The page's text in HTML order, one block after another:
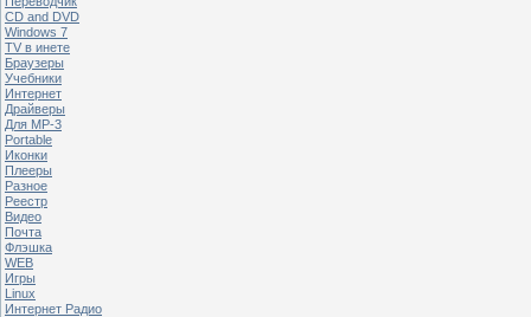
CD and DVD
Windows 7
TV в инете
Браузеры
Учебники
Интернет
Драйверы
Для MP-3
Portable
Иконки
Плееры
Разное
Реестр
Видео
Почта
Флэшка
WEB
Игры
Linux
Интернет Радио